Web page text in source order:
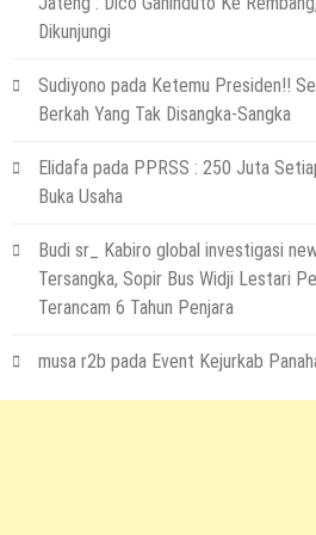
Terapkan Ini!!
14 Maret 2022 by
HEADLINE
Lewati Cerita
Teguh Akhirnya
HEADLINE
UKW Disebut
Wartawan, Se
12 November 2021
Dikunjungi
Sudiyono pada Ketemu Presiden!!
Berkah Yang Tak Disangka-Sangka
Elidafa pada PPRSS : 250 Juta
Buka Usaha
Budi sr_ Kabiro global investigasi
Tersangka, Sopir Bus Widji Lestari
Terancam 6 Tahun Penjara
musa r2b pada Event Kejurkab